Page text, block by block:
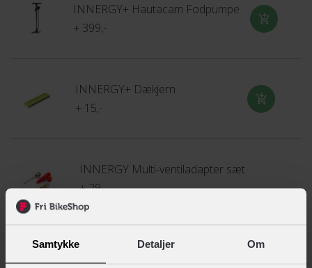
Samtykke Detaljer Om
INNERGY+ Hautacam Fodpumpe
+ 399,-
INNERGY+ Dækjern
+ 15,-
INNERGY Multi-ventiladapter sæt
+ 29,-